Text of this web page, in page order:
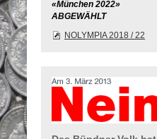
«München 2022»
ABGEWÄHLT
NOLYMPIA 2018 / 22